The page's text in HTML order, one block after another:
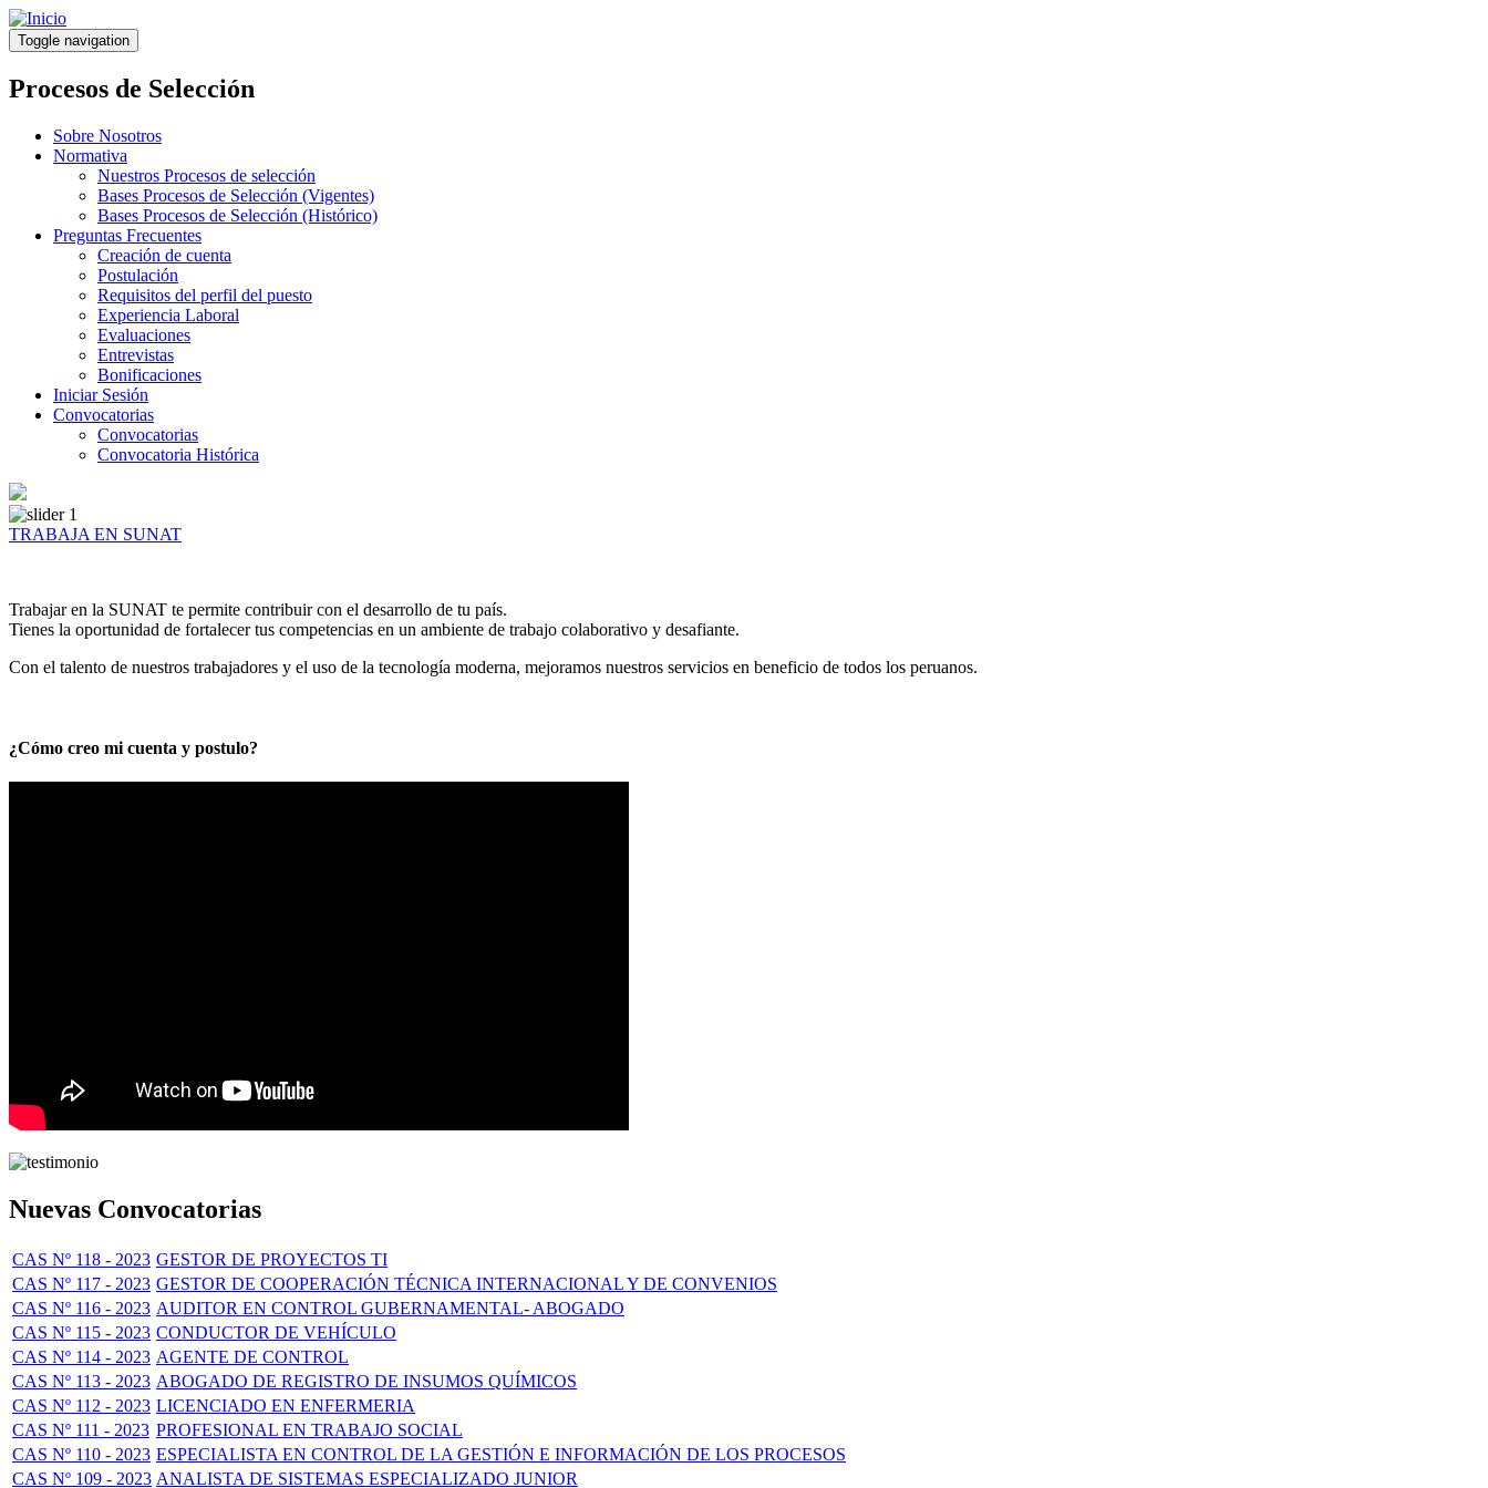
Pasar
al
contenido
principal
Toggle navigation
Procesos de Selección
Sobre Nosotros
Normativa
Nuestros Procesos de selección
Bases Procesos de Selección (Vigentes)
Bases Procesos de Selección (Histórico)
Preguntas Frecuentes
Creación de cuenta
Postulación
Requisitos del perfil del puesto
Experiencia Laboral
Evaluaciones
Entrevistas
Bonificaciones
Iniciar Sesión
Convocatorias
Convocatorias
Convocatoria Histórica
TRABAJA EN SUNAT
Trabajar en la SUNAT te permite contribuir con el desarrollo de tu país.
Tienes la oportunidad de fortalecer tus competencias en un ambiente de trabajo colaborativo y desafiante.
Con el talento de nuestros trabajadores y el uso de la tecnología moderna, mejoramos nuestros servicios en beneficio de todos los peruanos.
¿Cómo creo mi cuenta y postulo?
Nuevas Convocatorias
CAS Nº 118 - 2023 GESTOR DE PROYECTOS TI
CAS Nº 117 - 2023 GESTOR DE COOPERACIÓN TÉCNICA INTERNACIONAL Y DE CONVENIOS
CAS Nº 116 - 2023 AUDITOR EN CONTROL GUBERNAMENTAL- ABOGADO
CAS Nº 115 - 2023 CONDUCTOR DE VEHÍCULO
CAS Nº 114 - 2023 AGENTE DE CONTROL
CAS Nº 113 - 2023 ABOGADO DE REGISTRO DE INSUMOS QUÍMICOS
CAS Nº 112 - 2023 LICENCIADO EN ENFERMERIA
CAS Nº 111 - 2023 PROFESIONAL EN TRABAJO SOCIAL
CAS Nº 110 - 2023 ESPECIALISTA EN CONTROL DE LA GESTIÓN E INFORMACIÓN DE LOS PROCESOS
CAS Nº 109 - 2023 ANALISTA DE SISTEMAS ESPECIALIZADO JUNIOR